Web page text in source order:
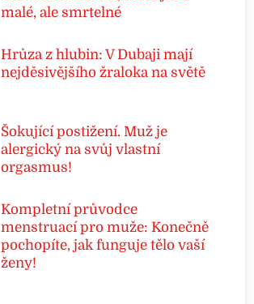
malé, ale smrtelné
Hrůza z hlubin: V Dubaji mají
nejděsivějšího žraloka na světě
Šokující postižení. Muž je
alergický na svůj vlastní
orgasmus!
Kompletní průvodce
menstruací pro muže: Konečně
pochopíte, jak funguje tělo vaší
ženy!